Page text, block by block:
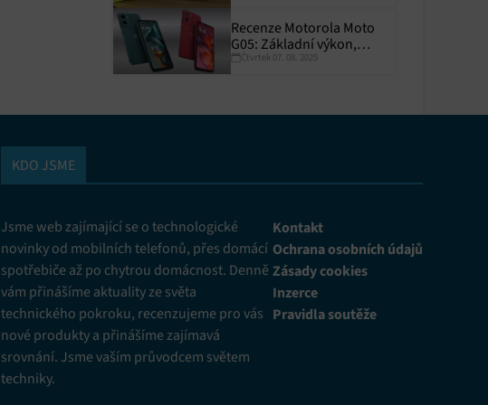
Recenze Motorola Moto
G05: Základní výkon,
skvělá výdrž
Čtvrtek 07. 08. 2025
KDO JSME
Jsme web zajímající se o technologické
novinky od mobilních telefonů, přes domácí
spotřebiče až po chytrou domácnost. Denně
vám přinášíme aktuality ze světa
technického pokroku, recenzujeme pro vás
nové produkty a přinášíme zajímavá
srovnání. Jsme vaším průvodcem světem
techniky.
Kontakt
Ochrana osobních údajů
Zásady cookies
Inzerce
Pravidla soutěže